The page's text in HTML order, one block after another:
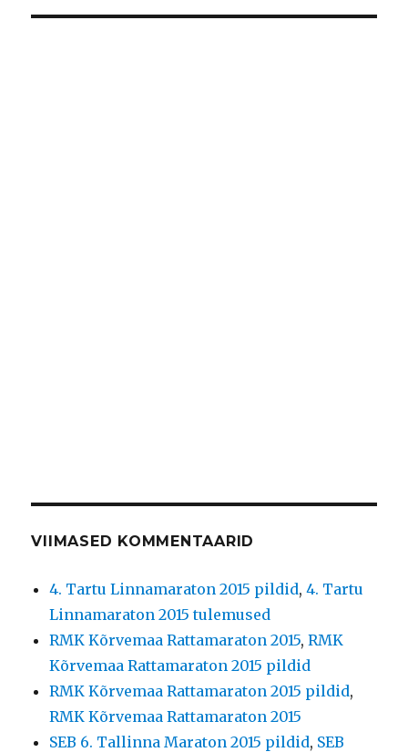
VIIMASED KOMMENTAARID
4. Tartu Linnamaraton 2015 pildid,4. Tartu
Linnamaraton 2015 tulemused
RMK Kõrvemaa Rattamaraton 2015,RMK
Kõrvemaa Rattamaraton 2015 pildid
RMK Kõrvemaa Rattamaraton 2015 pildid,
RMK Kõrvemaa Rattamaraton 2015
SEB 6. Tallinna Maraton 2015 pildid, SEB